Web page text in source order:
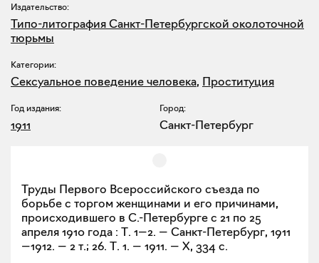
Издательство:
Типо-литография Санкт-Петербургской околоточной
тюрьмы
Категории:
Сексуальное поведение человека, Проституция
Год издания:
1911
Город:
Санкт-Петербург
Труды Первого Всероссийского съезда по
борьбе с торгом женщинами и его причинами,
происходившего в С.-Петербурге с 21 по 25
апреля 1910 года : Т. 1—2. — Санкт-Петербург, 1911
—1912. — 2 т.; 26. Т. 1. — 1911. — X, 334 с.